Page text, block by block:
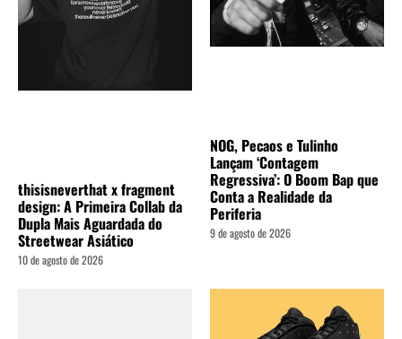
thisisneverthat x fragment
design: A Primeira Collab da
Dupla Mais Aguardada do
Streetwear Asiático
10 de agosto de 2026
NOG, Pecaos e Tulinho
Lançam ‘Contagem
Regressiva’: O Boom Bap que
Conta a Realidade da
Periferia
9 de agosto de 2026